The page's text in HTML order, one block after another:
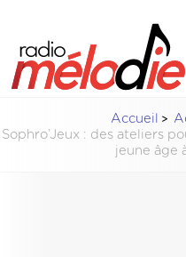
Accueil
Sophro’Jeux : des ateliers
jeune âge